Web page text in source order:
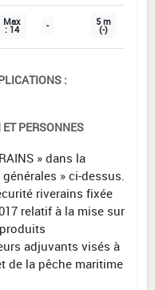
Max
: 14 - 5 m
(-)
:
ET PERSONNES
» dans la
» ci-dessus.
riverains fixée
relatif à la mise sur
adjuvants visés à
de la pêche maritime